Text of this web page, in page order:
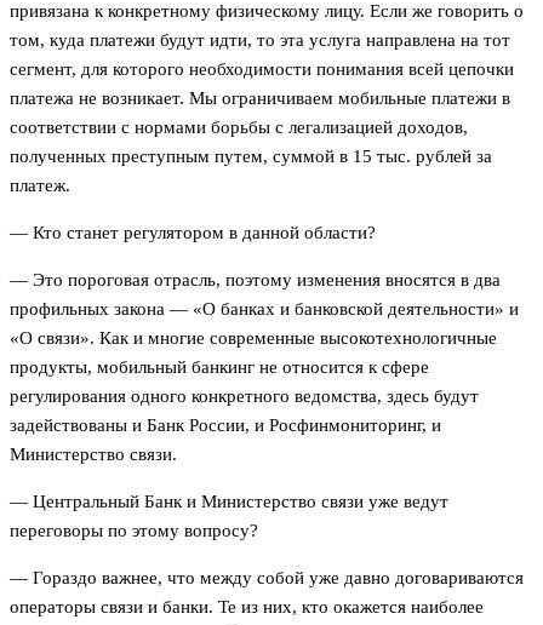
привязана к конкретному физическому лицу. Если же говорить о
том, куда платежи будут идти, то эта услуга направлена на тот
сегмент, для которого необходимости понимания всей цепочки
платежа не возникает. Мы ограничиваем мобильные платежи в
соответствии с нормами борьбы с легализацией доходов,
полученных преступным путем, суммой в 15 тыс. рублей за
платеж.
— Кто станет регулятором в данной области?
— Это пороговая отрасль, поэтому изменения вносятся в два
профильных закона — «О банках и банковской деятельности» и
«О связи». Как и многие современные высокотехнологичные
продукты, мобильный банкинг не относится к сфере
регулирования одного конкретного ведомства, здесь будут
задействованы и Банк России, и Росфинмониторинг, и
Министерство связи.
— Центральный Банк и Министерство связи уже ведут
переговоры по этому вопросу?
— Гораздо важнее, что между собой уже давно договариваются
операторы связи и банки. Те из них, кто окажется наиболее